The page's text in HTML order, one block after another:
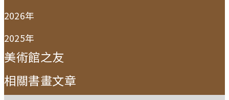
2026年
2025年
美術館之友
相關書畫文章